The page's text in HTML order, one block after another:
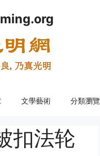
文學藝術 分類瀏覽
扣法轮